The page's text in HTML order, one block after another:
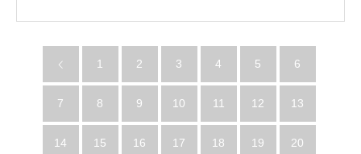
1 2 3 4 5 6
7 8 9 10 11 12 13
14 15 16 17 18 19 20